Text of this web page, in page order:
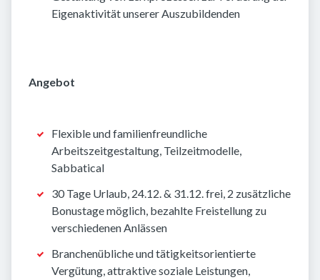
Eigenaktivität unserer Auszubildenden
Angebot
Flexible und familienfreundliche
Arbeitszeitgestaltung, Teilzeitmodelle,
Sabbatical
30 Tage Urlaub, 24.12. & 31.12. frei, 2 zusätzliche
Bonustage möglich, bezahlte Freistellung zu
verschiedenen Anlässen
Branchenübliche und tätigkeitsorientierte
Vergütung, attraktive soziale Leistungen,